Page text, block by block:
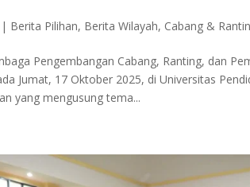
| Berita Pilihan, Berita Wilayah, Cabang &
Pengembangan Cabang, Ranting, dan
Jumat, 17 Oktober 2025, di Universitas
yang mengusung tema...